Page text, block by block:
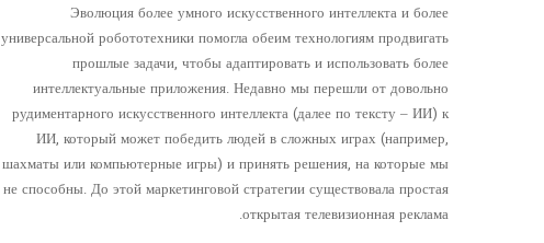
Эволюция более умного искусственного интеллекта и более
универсальной робототехники помогла обеим технологиям продвигать
прошлые задачи, чтобы адаптировать и использовать более
интеллектуальные приложения. Недавно мы перешли от довольно
рудиментарного искусственного интеллекта (далее по тексту – ИИ) к
ИИ, который может победить людей в сложных играх (например,
шахматы или компьютерные игры) и принять решения, на которые мы
не способны. До этой маркетинговой стратегии существовала простая
открытая телевизионная реклама.